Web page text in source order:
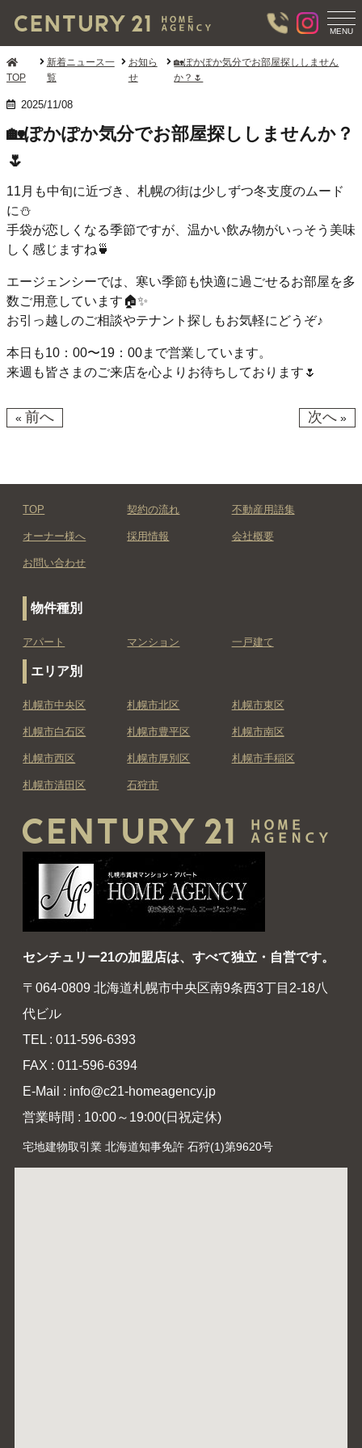
T
O
G
V
T
O
N
MENU
TOP
新着ニュース一
覧
お知ら
せ
🏡ぽかぽか気分でお部屋探ししません
か？🌷
2025/11/08
🏡ぽかぽか気分でお部屋探ししませんか？
🌷
11月も中旬に近づき、札幌の街は少しずつ冬支度のムード
に⛄
手袋が恋しくなる季節ですが、温かい飲み物がいっそう美味
しく感じますね🍵
エージェンシーでは、寒い季節も快適に過ごせるお部屋を多
数ご用意しています🏠✨
お引っ越しのご相談やテナント探しもお気軽にどうぞ♪
本日も10：00〜19：00まで営業しています。
来週も皆さまのご来店を心よりお待ちしております🌷
« 前へ 次へ »
TOP 契約の流れ 不動産用語集
オーナー様へ 採用情報 会社概要
お問い合わせ
物件種別
アパート マンション 一戸建て
エリア別
札幌市中央区 札幌市北区 札幌市東区
札幌市白石区 札幌市豊平区 札幌市南区
札幌市西区 札幌市厚別区 札幌市手稲区
札幌市清田区 石狩市
センチュリー21の加盟店は、すべて独立・自営です。
〒064-0809 北海道札幌市中央区南9条西3丁目2-18八
代ビル
TEL : 011-596-6393
FAX : 011-596-6394
E-Mail : info@c21-homeagency.jp
営業時間 : 10:00～19:00(日祝定休)
宅地建物取引業 北海道知事免許 石狩(1)第9620号